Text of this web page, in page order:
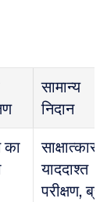
सामान्य
निदान
का
साक्षात्कार,
याददाश्त
परीक्षण,